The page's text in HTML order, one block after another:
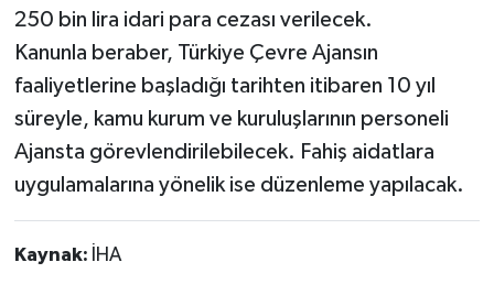
250 bin lira idari para cezası verilecek.
Kanunla beraber, Türkiye Çevre Ajansın
faaliyetlerine başladığı tarihten itibaren 10 yıl
süreyle, kamu kurum ve kuruluşlarının personeli
Ajansta görevlendirilebilecek. Fahiş aidatlara
uygulamalarına yönelik ise düzenleme yapılacak.
Kaynak: İHA